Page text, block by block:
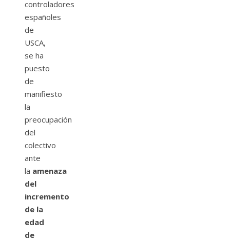
controladores
españoles
de
USCA,
se ha
puesto
de
manifiesto
la
preocupación
del
colectivo
ante
la amenaza
del
incremento
de la
edad
de